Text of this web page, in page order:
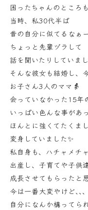
困ったちゃんのところ
当時、私30代半ば
昔の自分に似てるなぁ
ちょっと先輩ヅラして
話を聞いたりしていま
そんな彼女も結婚し、
お子さん3人のママ👵
会っていなかった15年
いっぱい色んな事があ
ほんとに強くてたくま
変身していました✨
私自身も、ハチャメチ
出産し、子育てや子供
成長させてもらったと
今は一番大変やけど､､､
自分になんか構ってら